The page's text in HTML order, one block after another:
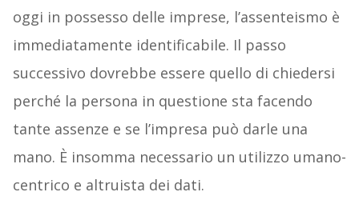
oggi in possesso delle imprese, l’assenteismo è
immediatamente identificabile. Il passo
successivo dovrebbe essere quello di chiedersi
perché la persona in questione sta facendo
tante assenze e se l’impresa può darle una
mano. È insomma necessario un utilizzo umano-
centrico e altruista dei dati.